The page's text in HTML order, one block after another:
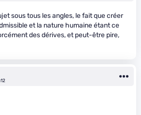
sous tous les angles, le fait que créer
et la nature humaine étant ce
des dérives, et peut-être pire,